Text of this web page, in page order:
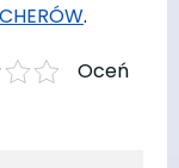
.
Oceń